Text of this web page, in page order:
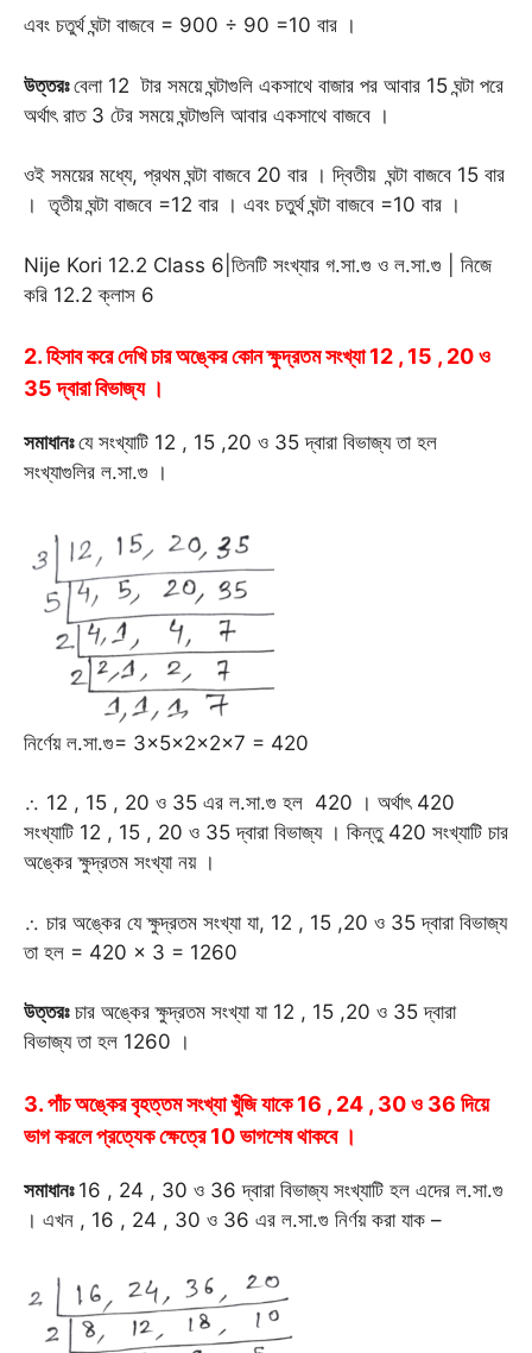
এবং চতুর্থ ঘন্টা বাজবে = 900 ÷ 90 =10 বার ।
উত্তরঃবেলা 12 টার সময়ে ঘন্টাগুলি একসাথে বাজার পর আবার 15 ঘন্টা পরে
অর্থাৎ রাত 3 টের সময়ে ঘন্টাগুলি আবার একসাথে বাজবে ।
ওই সময়ের মধ্যে, প্রথম ঘন্টা বাজবে 20 বার । দ্বিতীয় ঘন্টা বাজবে 15 বার
। তৃতীয় ঘন্টা বাজবে =12 বার । এবং চতুর্থ ঘন্টা বাজবে =10 বার ।
Nije Kori 12.2 Class 6|তিনটি সংখ্যার গ.সা.গু ও ল.সা.গু | নিজে
করি 12.2 ক্লাস 6
2. হিসাব করে দেখি চার অঙ্কের কোন ক্ষুদ্রতম সংখ্যা 12 , 15 , 20 ও
35 দ্বারা বিভাজ্য ।
সমাধানঃযে সংখ্যাটি 12 , 15 ,20 ও 35 দ্বারা বিভাজ্য তা হল
সংখ্যাগুলির ল.সা.গু ।
নির্ণেয় ল.সা.গু= 3×5×2×2×7 = 420
∴ 12 , 15 , 20 ও 35 এর ল.সা.গু হল 420 । অর্থাৎ 420
সংখ্যাটি 12 , 15 , 20 ও 35 দ্বারা বিভাজ্য । কিন্তু 420 সংখ্যাটি চার
অঙ্কের ক্ষুদ্রতম সংখ্যা নয় ।
∴ চার অঙ্কের যে ক্ষুদ্রতম সংখ্যা যা, 12 , 15 ,20 ও 35 দ্বারা বিভাজ্য
তা হল = 420 × 3 = 1260
উত্তরঃচার অঙ্কের ক্ষুদ্রতম সংখ্যা যা 12 , 15 ,20 ও 35 দ্বারা
বিভাজ্য তা হল 1260 ।
3. পাঁচ অঙ্কের বৃহত্তম সংখ্যা খুঁজি যাকে 16 , 24 , 30 ও 36 দিয়ে
ভাগ করলে প্রত্যেক ক্ষেত্রে 10 ভাগশেষ থাকবে ।
সমাধানঃ 16 , 24 , 30 ও 36 দ্বারা বিভাজ্য সংখ্যাটি হল এদের ল.সা.গু
। এখন , 16 , 24 , 30 ও 36 এর ল.সা.গু নির্ণয় করা যাক –